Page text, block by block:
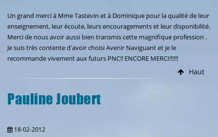
Un grand merci à Mme Tastevin et à Dominique pour la qualité de leur
enseignement, leur écoute, leurs encouragements et leur disponibilité.
Merci de nous avoir aussi bien transmis cette magnifique profession .
Je suis très contente d'avoir choisi Avenir Naviguant et je le
recommande vivement aux futurs PNC!! ENCORE MERCI!!!!!!
Haut
Pauline Joubert
18-02-2012